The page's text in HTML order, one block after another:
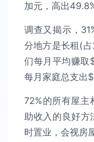
加元，高出
调查又揭示，
分地方是长租(
们每月平均赚取
每月家庭总支出
72%的所有屋主
助收入的良好方
时置业，会视房